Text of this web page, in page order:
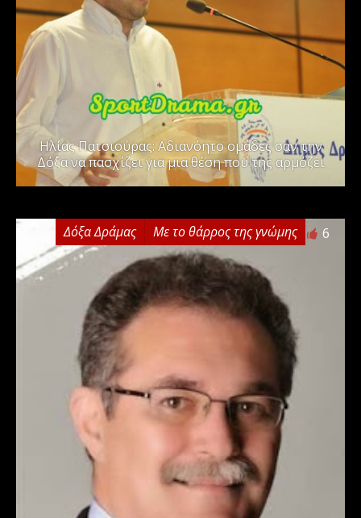
Ηλίας Πατσιούρας: Αδιανόητο ομάδες σαν την
Δόξα να πασχίζει για μια θέση που της αρμόζει
Δόξα Δράμας Με το θάρρος της γνώμης 6